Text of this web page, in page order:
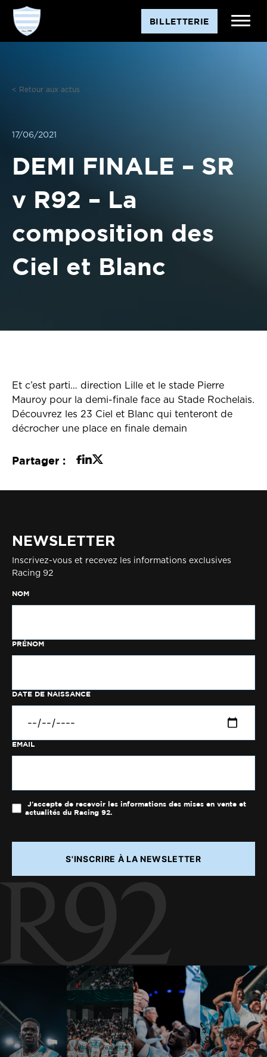
Aller
contenu
BILLETTERIE
< Retour aux actus
17/06/2021
DEMI FINALE – SR
v R92 – La
composition des
Ciel et Blanc
Et c’est parti… direction Lille et le stade Pierre
Mauroy pour la demi-finale face au Stade Rochelais.
Découvrez les 23 Ciel et Blanc qui tenteront de
décrocher une place en finale demain
Partager :
NEWSLETTER
Inscrivez-vous et recevez les informations exclusives
Racing 92
NOM
PRÉNOM
DATE DE NAISSANCE
EMAIL
J'accepte de recevoir les informations des mises en vente et
actualités du Racing 92.
S'INSCRIRE À LA NEWSLETTER